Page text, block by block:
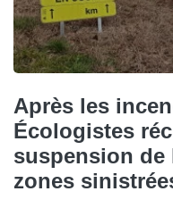
Après les
Écologistes
suspension de
zones